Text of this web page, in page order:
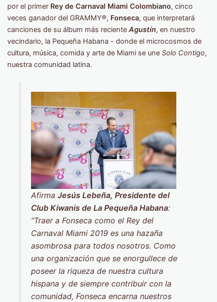
por el primer Rey de Carnaval Miami Colombiano, cinco
veces ganador del GRAMMY®, Fonseca, que interpretará
canciones de su álbum más reciente Agustín, en nuestro
vecindario, la Pequeña Habana - donde el microcosmos de
cultura, música, comida y arte de Miami se une Solo Contigo,
nuestra comunidad latina.
AfirmaJesús Lebeña, Presidente del
Club Kiwanis de La Pequeña Habana:
“Traer a Fonseca como el Rey del
Carnaval Miami 2019 es una hazaña
asombrosa para todos nosotros. Como
una organización que se enorgullece de
poseer la riqueza de nuestra cultura
hispana y de siempre contribuir con la
comunidad, Fonseca encarna nuestros